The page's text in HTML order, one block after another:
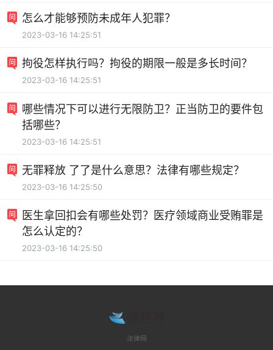
怎么才能够预防未成年人犯罪？
2023-03-16 14:25:51
拘役怎样执行吗？拘役的期限一般是多长时间？
2023-03-16 14:25:51
哪些情况下可以进行无限防卫？正当防卫的要件包
括哪些？
2023-03-16 14:25:51
无罪释放 了了是什么意思？法律有哪些规定？
2023-03-16 14:25:50
医生拿回扣会有哪些处罚？医疗领域商业受贿罪是
怎么认定的？
2023-03-16 14:25:50
法律网